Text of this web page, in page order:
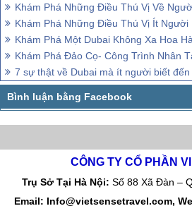
Khám Phá Những Điều Thú Vị Về
Khám Phá Những Điều Thú Vị Ít Người Biết
Khám Phá Một Dubai Không Xa Hoa
Khám Phá Đảo Cọ- Công Trình Nhân Tạo Vĩ
7 sự thật về Dubai mà ít người biết đến
CÔNG TY CỔ PHẦN
Trụ Sở Tại Hà Nội: Số 88 Xã Đàn –
Email: Info@vietsensetravel.com,